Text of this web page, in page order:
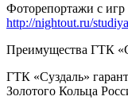
Фоторепортажи с
http://nightout.ru/
Преимущества ГТК
ГТК «Суздаль»
Золотого Кольца